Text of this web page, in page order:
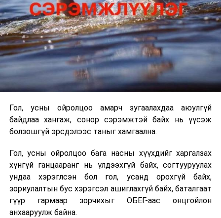
Гол, усны ойролцоо амарч зугаалахдаа аюулгүй
байдлаа хангаж, сонор сэрэмжтэй байх нь үүсэж
болзошгүй эрсдэлээс таныг хамгаална.
Гол, усны ойролцоо бага насны хүүхдийг харгалзах
хүнгүй ганцааранг нь үлдээхгүй байх, согтууруулах
ундаа хэрэглсэн бол гол, усанд орохгүй байх,
зориулалтын бус хэрэгсэл ашиглахгүй байх, баталгаат
гүүр гармаар зорчихыг ОБЕГ-аас онцгойлон
анхааруулж байна.